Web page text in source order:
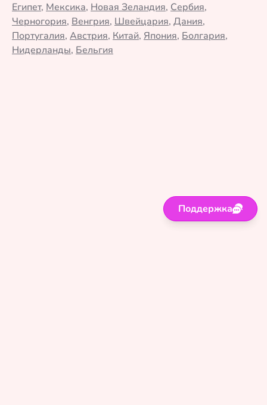
Египет, Мексика, Новая Зеландия, Сербия,
Черногория, Венгрия, Швейцария, Дания,
Португалия, Австрия, Китай, Япония, Болгария,
Нидерланды, Бельгия
Поддержка